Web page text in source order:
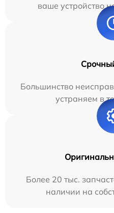
ваше устройство
Большинство
устраняем в
Более 20 тыс.
наличии на